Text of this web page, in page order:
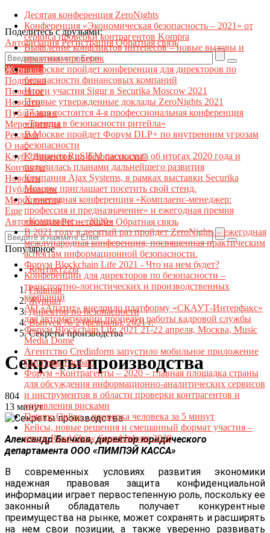
Поделитесь с друзьями:
АвторизацияРегистрацияОбратная связь
Журналы
Подписка
Полезное
Новости
Публикации
Мероприятия
Реклама
О нас
Клуб "Директор по безопасности"
Контакты
Новости
Публикации
Мероприятия
Еще
АвторизацияРегистрация Обратная связь
Популярное
Десятая конференция ZeroNights
Конференция «Экономическая безопасность – 2021» от
сервиса проверки контрагентов Kompra
Выявление конфликтов интересов – новые вызовы и
практики проверок
В Москве пройдет конференция для директоров по
безопасности финансовых компаний
Итоги участия Sigur в Securika Moscow 2021
Первые утвержденные доклады ZeroNights 2021
27 мая состоится 4-я профессиональная конференция
«Тренды в безопасности ритейла»
В Москве пройдет Форум DLP+ по внутренним угрозам
безопасности
Компания RuSIEM рассказала об итогах 2020 года и
поделилась планами дальнейшего развития
Компания Ajax Systems, в рамках выставки Securika
Moscow приглашает посетить свой стенд.
X ежегодная конференция «Комплаенс-менеджер:
профессия и предназначение» и ежегодная премия
«Комплаенс — 2020»
В 2021 году в десятый раз пройдет ZeroNights – ежегодная
международная конференция, посвященная практическим
аспектам информационной безопасности.
Форум Blockchain Life 2021 - Что на нем будет?
Конференции для директоров по безопасности –
транспортно-логистических и производственных
компаний
АО «Апатит» внедрило платформу «СКАУТ-Интерфакс»
для автоматизации процедур работы кадровой службы
Форум Blockchain Life 2021 21-22 апреля, Москва, Music
Media Dome
Агентство Credinform запустило мобильное приложение
Системы Глобас!
Форум «Контрагенты – 2020 – главная площадка страны
для обсуждения информационно-аналитических сервисов
и инструментов в области проверки контрагентов и
управления рисками
Datame.Online – проверка человека за 5 минут
Кейсы, новые решения и смешанный формат участия –
итоги Road Show SearchInform 2020
Контакт22ы
Главная
Журнал
Директор по безопасности
Выпуск № 2 (февраль), 2021 г.
Секреты производства
Секреты производства
804
13 минут
Александр Бычков, директор юридического
департамента ООО «ПИМПЭЙ КАССА»
В современных условиях развития экономики
надежная правовая защита конфиденциальной
информации играет первостепенную роль, поскольку ее
законный обладатель получает конкурентные
преимущества на рынке, может сохранять и расширять
на нем свои позиции, а также уверенно развивать